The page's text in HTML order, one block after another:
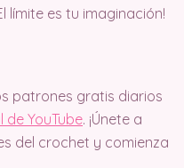
límite es tu imaginación!
patrones gratis diarios
YouTube. ¡Únete a
del crochet y comienza